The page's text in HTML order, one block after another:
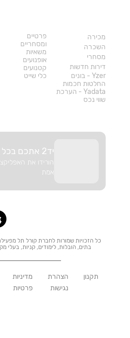
מכירה
השכרה
מסחרי
דירות חדשות
Yzer - בונים
החלטות חכמות
Yadata - הערכת
שווי נכס
פרטיים
ומסחריים
משאיות
אופנועים
קטנועים
כלי שייט
יד2 אתכם בכל מקום
הורידו את
אמת
בתים, הובלות, לימודים, קניות, בעלי
תקנון
הצהרת
נגישות
מדיניות
פרטיות